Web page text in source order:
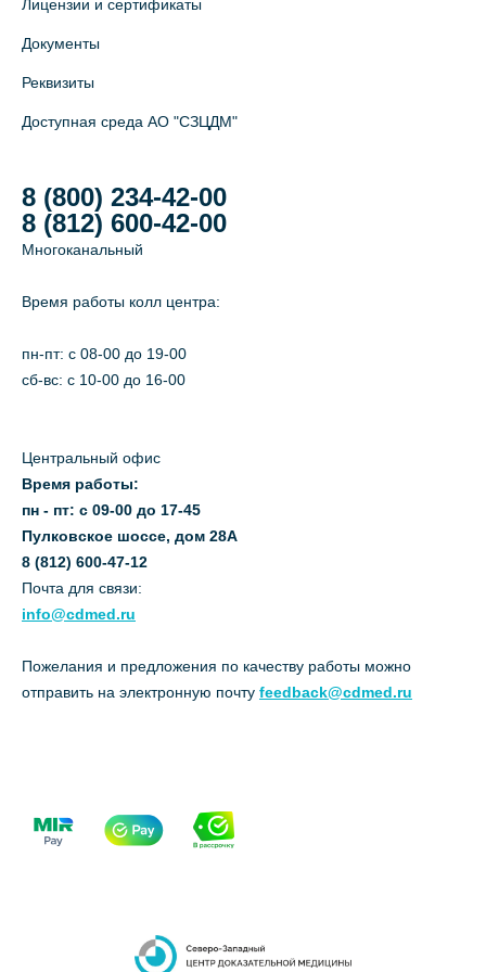
Лицензии и сертификаты
Документы
Реквизиты
Доступная среда АО "СЗЦДМ"
8 (800) 234-42-00
8 (812) 600-42-00
Многоканальный
Время работы колл центра:
пн-пт: c 08-00 до 19-00
сб-вс: с 10-00 до 16-00
Центральный офис
Время работы:
пн - пт: с 09-00 до 17-45
Пулковское шоссе, дом 28А
8 (812) 600-47-12
Почта для связи:
info@cdmed.ru
Пожелания и предложения по качеству работы можно
отправить на электронную почту feedback@cdmed.ru